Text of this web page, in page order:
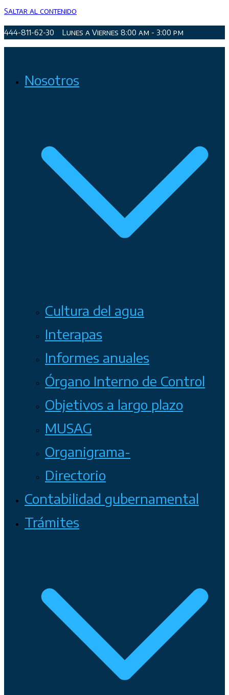
Saltar al contenido
444-811-62-30 Lunes a Viernes 8:00 am - 3:00 pm
Organismo Operador de Agua Potable, Alcantarillado y
Saneamiento de San Luis Potosí, Soledad de Graciano Sánchez
Nosotros
Cultura del agua
Interapas
Informes anuales
Órgano Interno de Control
Objetivos a largo plazo
MUSAG
Organigrama-
Directorio
Contabilidad gubernamental
Trámites